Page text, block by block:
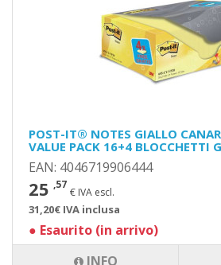
POST-IT® NOTES GIALLO
VALUE PACK 16+4 BLOCCHETTI
EAN: 4046719906444
25 ,57
€ IVA escl.
31,20€ IVA inclusa
● Esaurito (in arrivo)
INFO